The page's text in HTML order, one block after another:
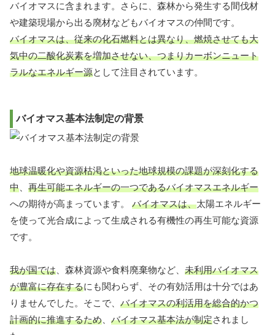
バイオマスに含まれます。さらに、森林から発生する間伐材
や建築現場から出る廃材などもバイオマスの仲間です。
バイオマスは、従来の化石燃料とは異なり、燃焼させても大
気中の二酸化炭素を増加させない、つまりカーボンニュート
ラルなエネルギー源として注目されています。
バイオマス基本法制定の背景
地球温暖化や資源枯渇といった地球規模の課題が深刻化する
中
再生可能エネルギーの一つであるバイオマスエネルギー
への期待が高まっています。 バイオマスは、太陽エネルギー
を使って光合成によって生成される有機性の再生可能な資源
です。
我が国では 、森林資源や食料廃棄物など、 未利用バイオマス
が豊富に存在するにも関わらず、その有効活用は十分ではあ
りませんでした。そこで、 バイオマスの利活用を総合的かつ
計画的に推進するため
バイオマス基本法が制定されまし